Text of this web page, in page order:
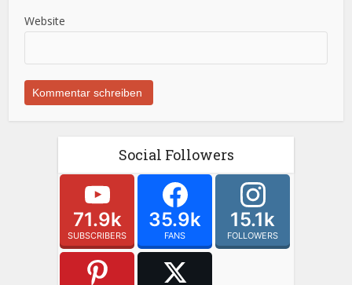
Website
Social Followers
71.9k
SUBSCRIBERS
35.9k
FANS
15.1k
FOLLOWERS